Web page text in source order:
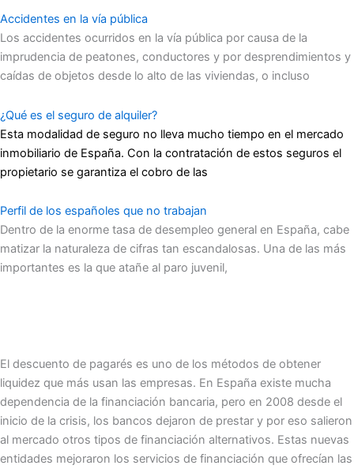
Accidentes en la vía pública
Los accidentes ocurridos en la vía pública por causa de la
imprudencia de peatones, conductores y por desprendimientos y
caídas de objetos desde lo alto de las viviendas, o incluso
¿Qué es el seguro de alquiler?
Esta modalidad de seguro no lleva mucho tiempo en el mercado
inmobiliario de España. Con la contratación de estos seguros el
propietario se garantiza el cobro de las
Perfil de los españoles que no trabajan
Dentro de la enorme tasa de desempleo general en España, cabe
matizar la naturaleza de cifras tan escandalosas. Una de las más
importantes es la que atañe al paro juvenil,
El descuento de pagarés es uno de los métodos de obtener
liquidez que más usan las empresas. En España existe mucha
dependencia de la financiación bancaria, pero en 2008 desde el
inicio de la crisis, los bancos dejaron de prestar y por eso salieron
al mercado otros tipos de financiación alternativos. Estas nuevas
entidades mejoraron los servicios de financiación que ofrecían las